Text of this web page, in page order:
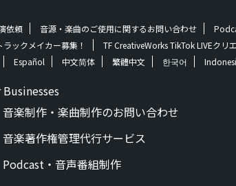
依頼 音源・楽曲のご使用に関するお問い合わせ
ックメイカー募集！ TF CreativeWorks TikTok LIVEクリ
Español 中文简体 繁體中文 한국어
Businesses
音楽制作・楽曲制作のお問い合わせ
音楽著作権管理代行サービス
Podcast・音声番組制作